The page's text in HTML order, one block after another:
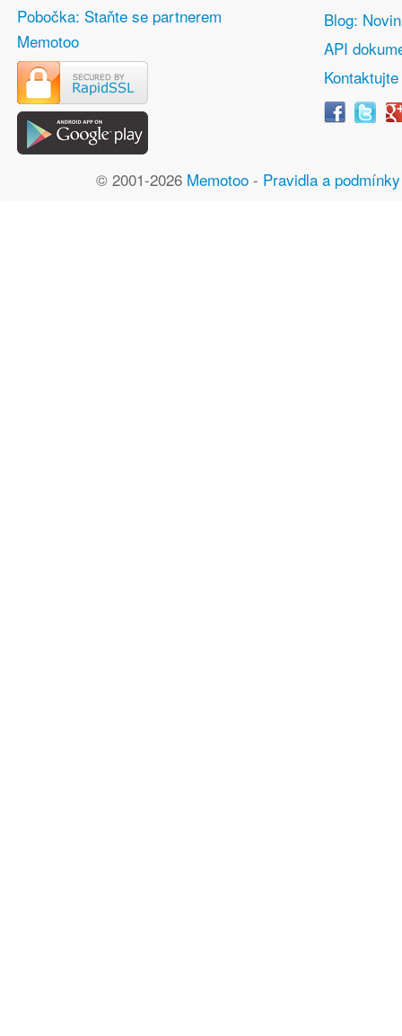
Pobočka: Staňte se partnerem
Memotoo
Blog:
API
© 2001-2026 Memotoo- Pravidla a podmínky